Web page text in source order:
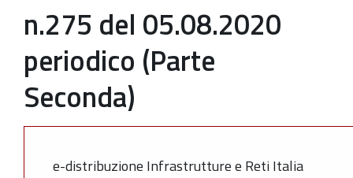
n.275 del 05.08.2020
periodico (Parte
Seconda)
e-distribuzione Infrastrutture e Reti Italia